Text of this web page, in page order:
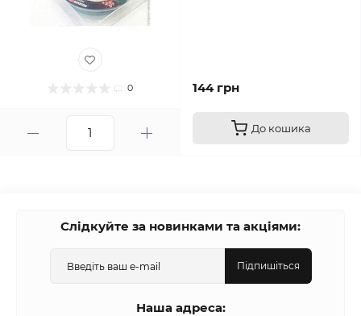
0 144 грн
До кошика
Слідкуйте за новинками та акціями:
Підпишіться
Наша адреса: